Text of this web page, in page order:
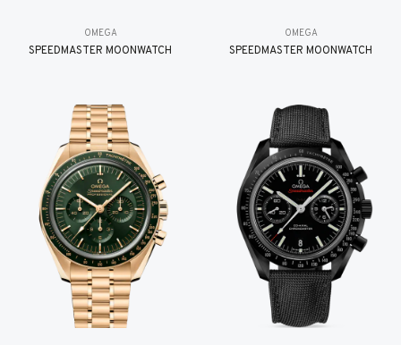
OMEGA
SPEEDMASTER MOONWATCH
OMEGA
SPEEDMASTER MOONWATCH